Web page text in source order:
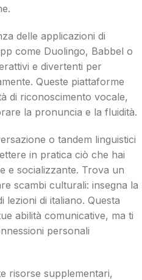
delle applicazioni di
come Duolingo, Babbel o
e divertenti per
Queste piattaforme
di riconoscimento vocale,
la pronuncia e la fluidità.
o tandem linguistici
in pratica ciò che hai
e socializzante. Trova un
scambi culturali: insegna la
lezioni di italiano. Questa
abilità comunicative, ma ti
personali
risorse supplementari,